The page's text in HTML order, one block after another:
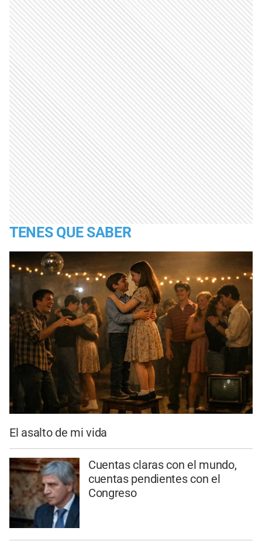
TENES QUE SABER
El asalto de mi vida
Cuentas claras con el mundo,
cuentas pendientes con el
Congreso